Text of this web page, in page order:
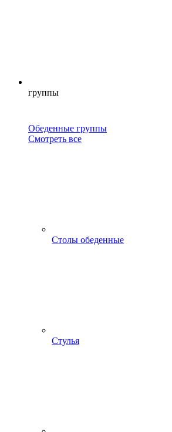
группы
Обеденные группы
Смотреть все
Столы обеденные
Стулья